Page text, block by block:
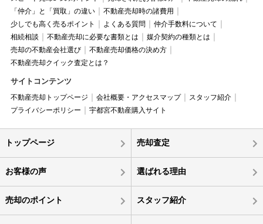
「仲介」と「買取」の違い
不動産売却時の諸費用
少しでも高く売るポイント
よくある質問
仲介手数料について
相続相談
不動産売却に必要な書類とは
媒介契約の種類とは
売却の不動産会社選び
不動産売却価格の決め方
不動産売却クイック査定とは？
サイトコンテンツ
不動産売却トップページ 会社概要・アクセスマップ
スタッフ紹介
プライバシーポリシー
宇都宮不動産購入サイト
トップページ 売却査定
お客様の声 選ばれる理由
売却のポイント スタッフ紹介